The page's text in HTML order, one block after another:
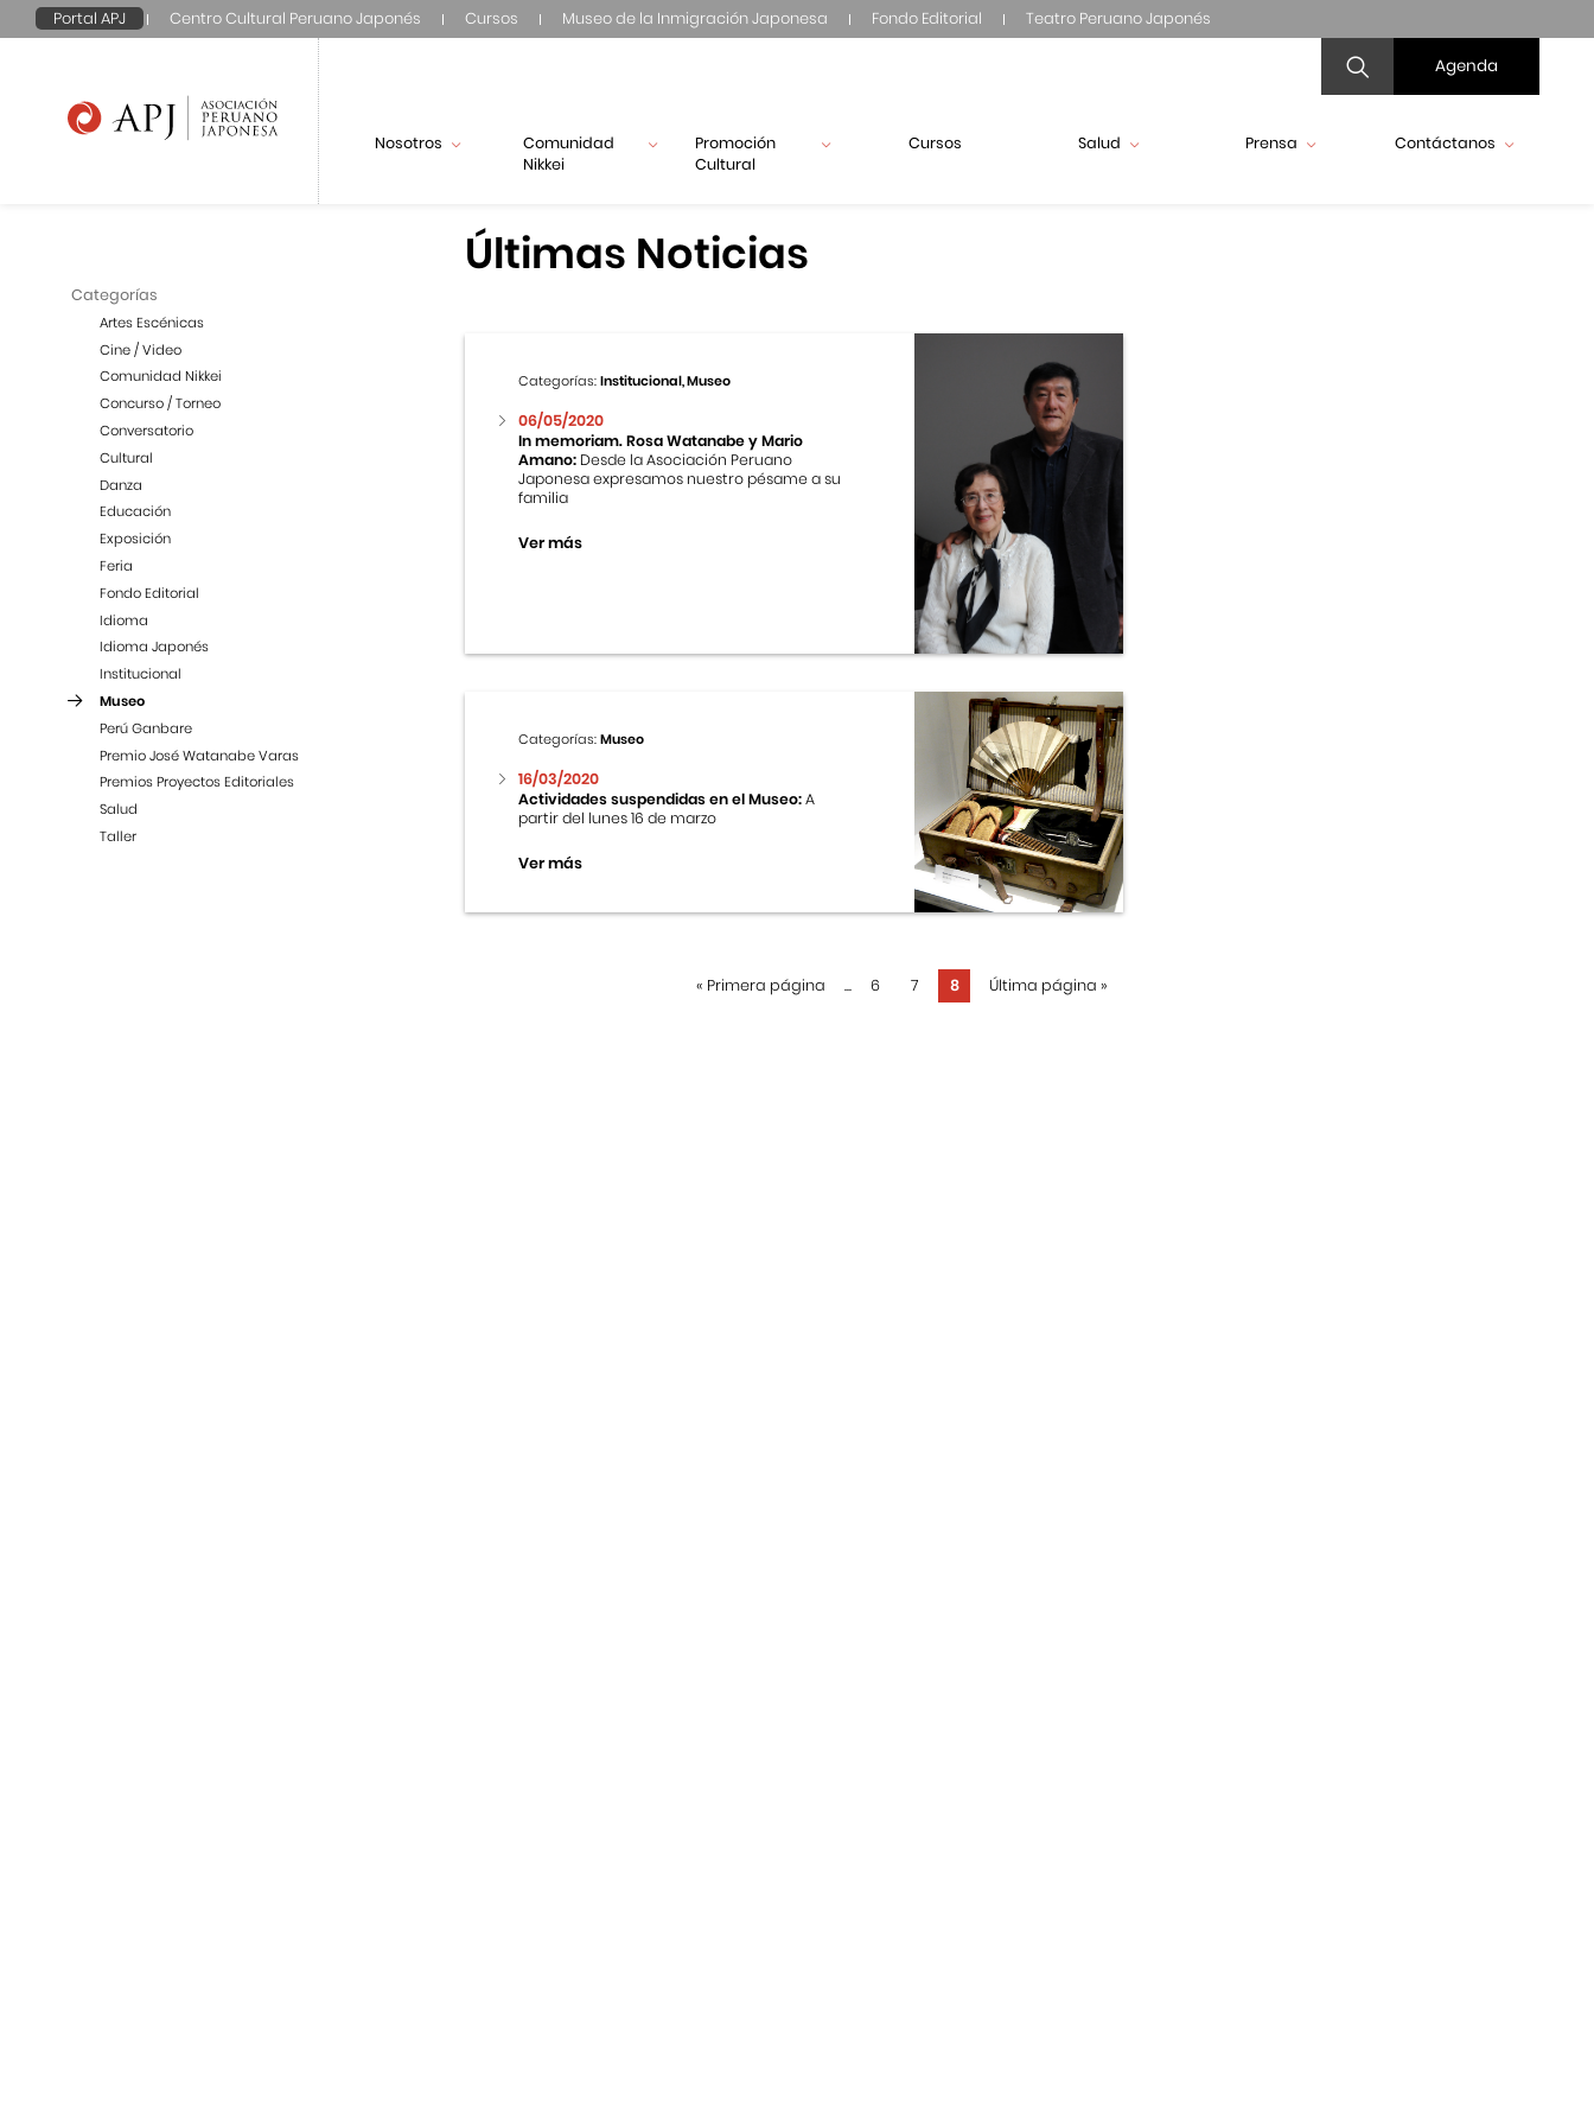
Portal APJ Centro Cultural Peruano Japonés Cursos Museo de la Inmigración Japonesa Fondo Editorial Teatro Peruano Japonés
Agenda
Nosotros
Comunidad
Nikkei
Promoción
Cultural
Cursos Salud Prensa Contáctanos
Categorías
Artes Escénicas
Cine / Video
Comunidad Nikkei
Concurso / Torneo
Conversatorio
Cultural
Danza
Educación
Exposición
Feria
Fondo Editorial
Idioma
Idioma Japonés
Institucional
Museo
Perú Ganbare
Premio José Watanabe Varas
Premios Proyectos Editoriales
Salud
Taller
Últimas Noticias
Categorías:Institucional, Museo
06/05/2020
In memoriam. Rosa Watanabe y Mario
Amano: Desde la Asociación Peruano
Japonesa expresamos nuestro pésame a su
familia
Ver más
Categorías:Museo
16/03/2020
Actividades suspendidas en el Museo:A
partir del lunes 16 de marzo
Ver más
« Primera página ... 6 7 8 Última página »